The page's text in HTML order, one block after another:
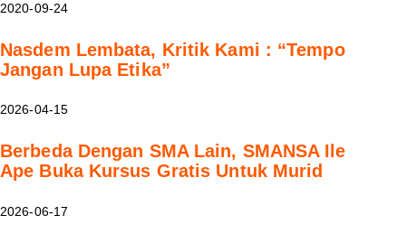
2020-09-24
Nasdem Lembata, Kritik Kami : “Tempo
Jangan Lupa Etika”
2026-04-15
Berbeda Dengan SMA Lain, SMANSA Ile
Ape Buka Kursus Gratis Untuk Murid
2026-06-17